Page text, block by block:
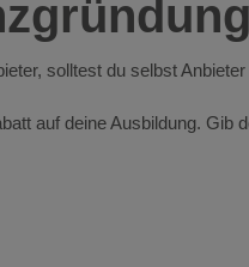
solltest du selbst
auf deine Ausbildung. Gib